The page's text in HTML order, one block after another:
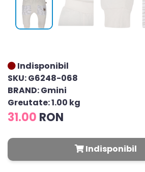
Indisponibil
SKU: G6248-068
BRAND: Gmini
Greutate: 1.00 kg
31.00 RON
Indisponibil